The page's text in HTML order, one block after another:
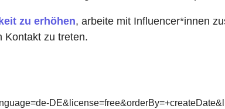
zu erhöhen, arbeite mit Influencer*innen
Kontakt zu treten.